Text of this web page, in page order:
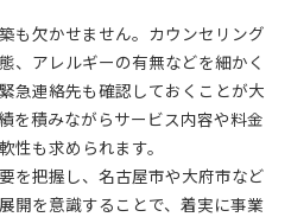
も欠かせません。カウンセリング
、アレルギーの有無などを細かく
急連絡先も確認しておくことが大
を積みながらサービス内容や料金
性も求められます。
を把握し、名古屋市や大府市など
開を意識することで、着実に事業